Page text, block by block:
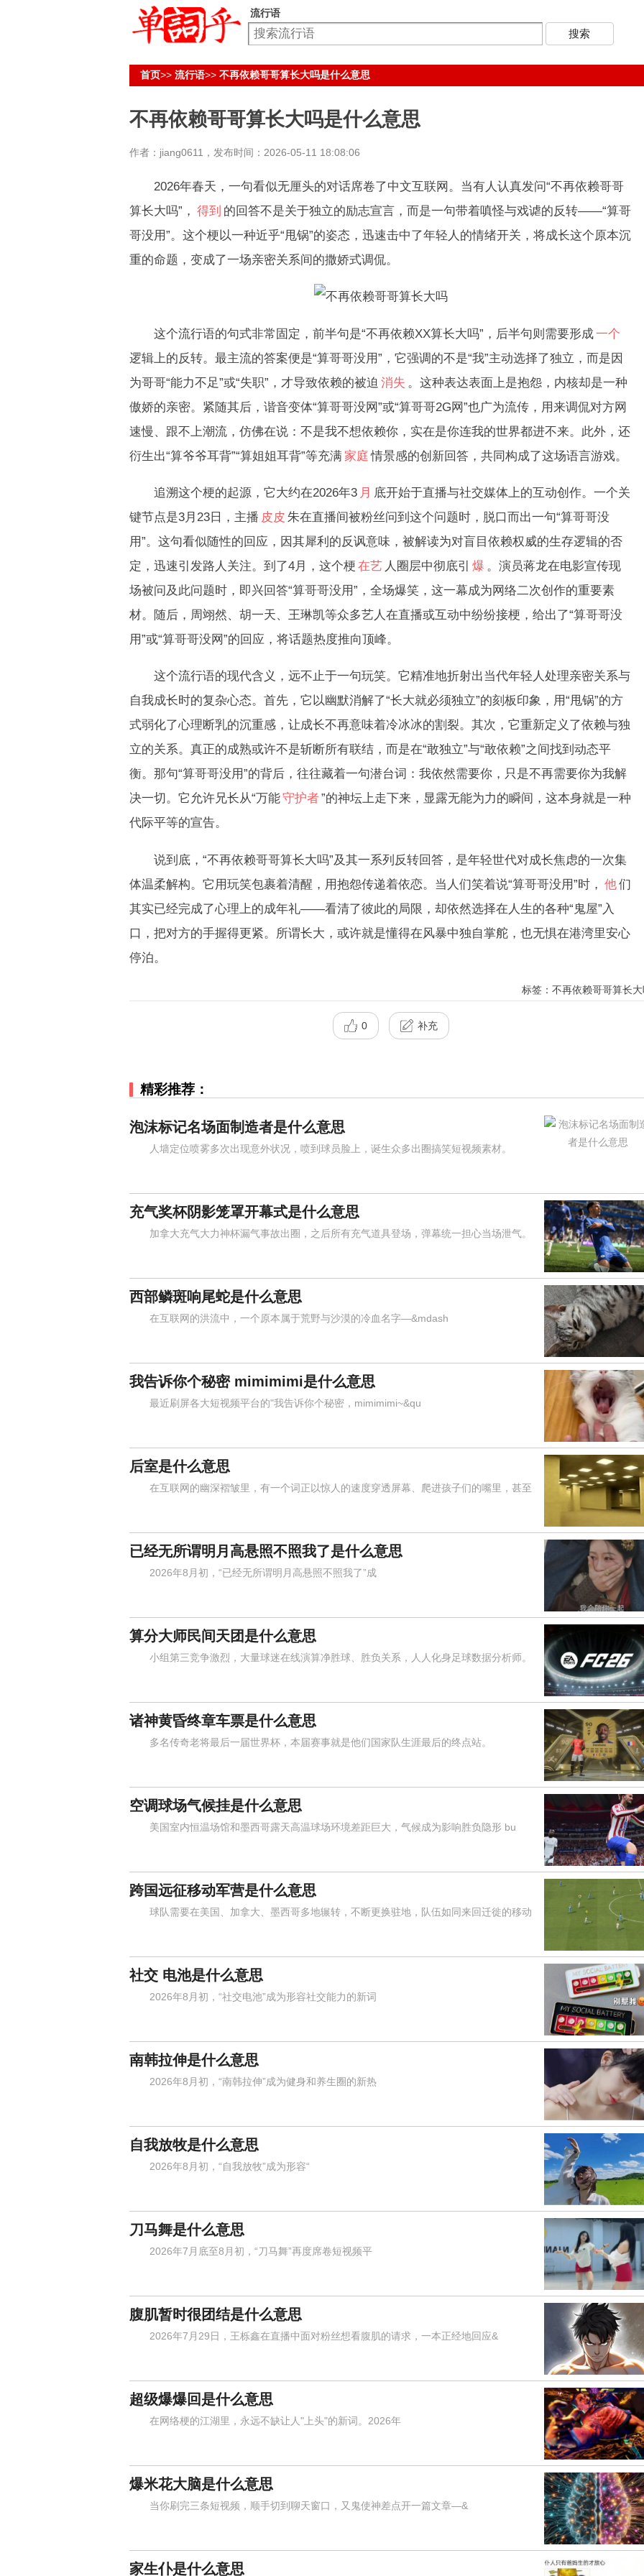
流行语
首页>> 流行语>> 不再依赖哥哥算长大吗是什么意思
不再依赖哥哥算长大吗是什么意思
作者：jiang0611，发布时间：2026-05-11 18:08:06
2026年春天，一句看似无厘头的对话席卷了中文互联网。当有人认真发问“不再依赖哥哥
算长大吗”， 得到 的回答不是关于独立的励志宣言，而是一句带着嗔怪与戏谑的反转——“算哥
哥没用”。这个梗以一种近乎“甩锅”的姿态，迅速击中了年轻人的情绪开关，将成长这个原本沉
重的命题，变成了一场亲密关系间的撒娇式调侃。
这个流行语的句式非常固定，前半句是“不再依赖XX算长大吗”，后半句则需要形成一个
逻辑上的反转。最主流的答案便是“算哥哥没用”，它强调的不是“我”主动选择了独立，而是因
为哥哥“能力不足”或“失职”，才导致依赖的被迫 消失 。这种表达表面上是抱怨，内核却是一种
傲娇的亲密。紧随其后，谐音变体“算哥哥没网”或“算哥哥2G网”也广为流传，用来调侃对方网
速慢、跟不上潮流，仿佛在说：不是我不想依赖你，实在是你连我的世界都进不来。此外，还
衍生出“算爷爷耳背”“算姐姐耳背”等充满 家庭情景感的创新回答，共同构成了这场语言游戏。
追溯这个梗的起源，它大约在2026年3 月 底开始于直播与社交媒体上的互动创作。一个关
键节点是3月23日，主播 皮皮 朱在直播间被粉丝问到这个问题时，脱口而出一句“算哥哥没
用”。这句看似随性的回应，因其犀利的反讽意味，被解读为对盲目依赖权威的生存逻辑的否
定，迅速引发路人关注。到了4月，这个梗 在艺 人圈层中彻底引 爆 。演员蒋龙在电影宣传现
场被问及此问题时，即兴回答“算哥哥没用”，全场爆笑，这一幕成为网络二次创作的重要素
材。随后，周翊然、胡一天、王琳凯等众多艺人在直播或互动中纷纷接梗，给出了“算哥哥没
用”或“算哥哥没网”的回应，将话题热度推向顶峰。
这个流行语的现代含义，远不止于一句玩笑。它精准地折射出当代年轻人处理亲密关系与
自我成长时的复杂心态。首先，它以幽默消解了“长大就必须独立”的刻板印象，用“甩锅”的方
式弱化了心理断乳的沉重感，让成长不再意味着冷冰冰的割裂。其次，它重新定义了依赖与独
立的关系。真正的成熟或许不是斩断所有联结，而是在“敢独立”与“敢依赖”之间找到动态平
衡。那句“算哥哥没用”的背后，往往藏着一句潜台词：我依然需要你，只是不再需要你为我解
决一切。它允许兄长从“万能守护者”的神坛上走下来，显露无能为力的瞬间，这本身就是一种
代际平等的宣告。
说到底，“不再依赖哥哥算长大吗”及其一系列反转回答，是年轻世代对成长焦虑的一次集
体温柔解构。它用玩笑包裹着清醒，用抱怨传递着依恋。当人们笑着说“算哥哥没用”时， 他们
其实已经完成了心理上的成年礼——看清了彼此的局限，却依然选择在人生的各种“鬼屋”入
口，把对方的手握得更紧。所谓长大，或许就是懂得在风暴中独自掌舵，也无惧在港湾里安心
停泊。
标签：不再依赖哥哥算长
0 补充
精彩推荐：
泡沫标记名场面制造者是什么意思
人墙定位喷雾多次出现意外状况，喷到球员脸上，诞生众多出圈搞笑短视频素材。
充气奖杯阴影笼罩开幕式是什么意思
加拿大充气大力神杯漏气事故出圈，之后所有充气道具登场，弹幕统一担心当场泄气。
西部鳞斑响尾蛇是什么意思
在互联网的洪流中，一个原本属于荒野与沙漠的冷血名字—&mdash
我告诉你个秘密 mimimimi是什么意思
最近刷屏各大短视频平台的"我告诉你个秘密，mimimimi~&qu
后室是什么意思
在互联网的幽深褶皱里，有一个词正以惊人的速度穿透屏幕、爬进孩子们的嘴里，甚至
已经无所谓明月高悬照不照我了是什么意思
2026年8月初，“已经无所谓明月高悬照不照我了”成
算分大师民间天团是什么意思
小组第三竞争激烈，大量球迷在线演算净胜球、胜负关系，人人化身足球数据分析师。
诸神黄昏终章车票是什么意思
多名传奇老将最后一届世界杯，本届赛事就是他们国家队生涯最后的终点站。
空调球场气候挂是什么意思
美国室内恒温场馆和墨西哥露天高温球场环境差距巨大，气候成为影响胜负隐形 bu
跨国远征移动军营是什么意思
球队需要在美国、加拿大、墨西哥多地辗转，不断更换驻地，队伍如同来回迁徙的移动
社交 电池是什么意思
2026年8月初，“社交电池”成为形容社交能力的新词
南韩拉伸是什么意思
2026年8月初，“南韩拉伸”成为健身和养生圈的新热
自我放牧是什么意思
2026年8月初，“自我放牧”成为形容“
刀马舞是什么意思
2026年7月底至8月初，“刀马舞”再度席卷短视频平
腹肌暂时很团结是什么意思
2026年7月29日，王栎鑫在直播中面对粉丝想看腹肌的请求，一本正经地回应&
超级爆爆回是什么意思
在网络梗的江湖里，永远不缺让人"上头"的新词。2026年
爆米花大脑是什么意思
当你刷完三条短视频，顺手切到聊天窗口，又鬼使神差点开一篇文章—&
家生仆是什么意思